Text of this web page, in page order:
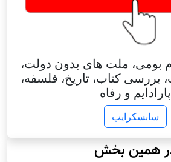
بومی، ملت های بدون دولت،
بررسی کتاب، تاریخ، فلسفه،
پارادایم و رفاه
سابسکرایب
همین بخش